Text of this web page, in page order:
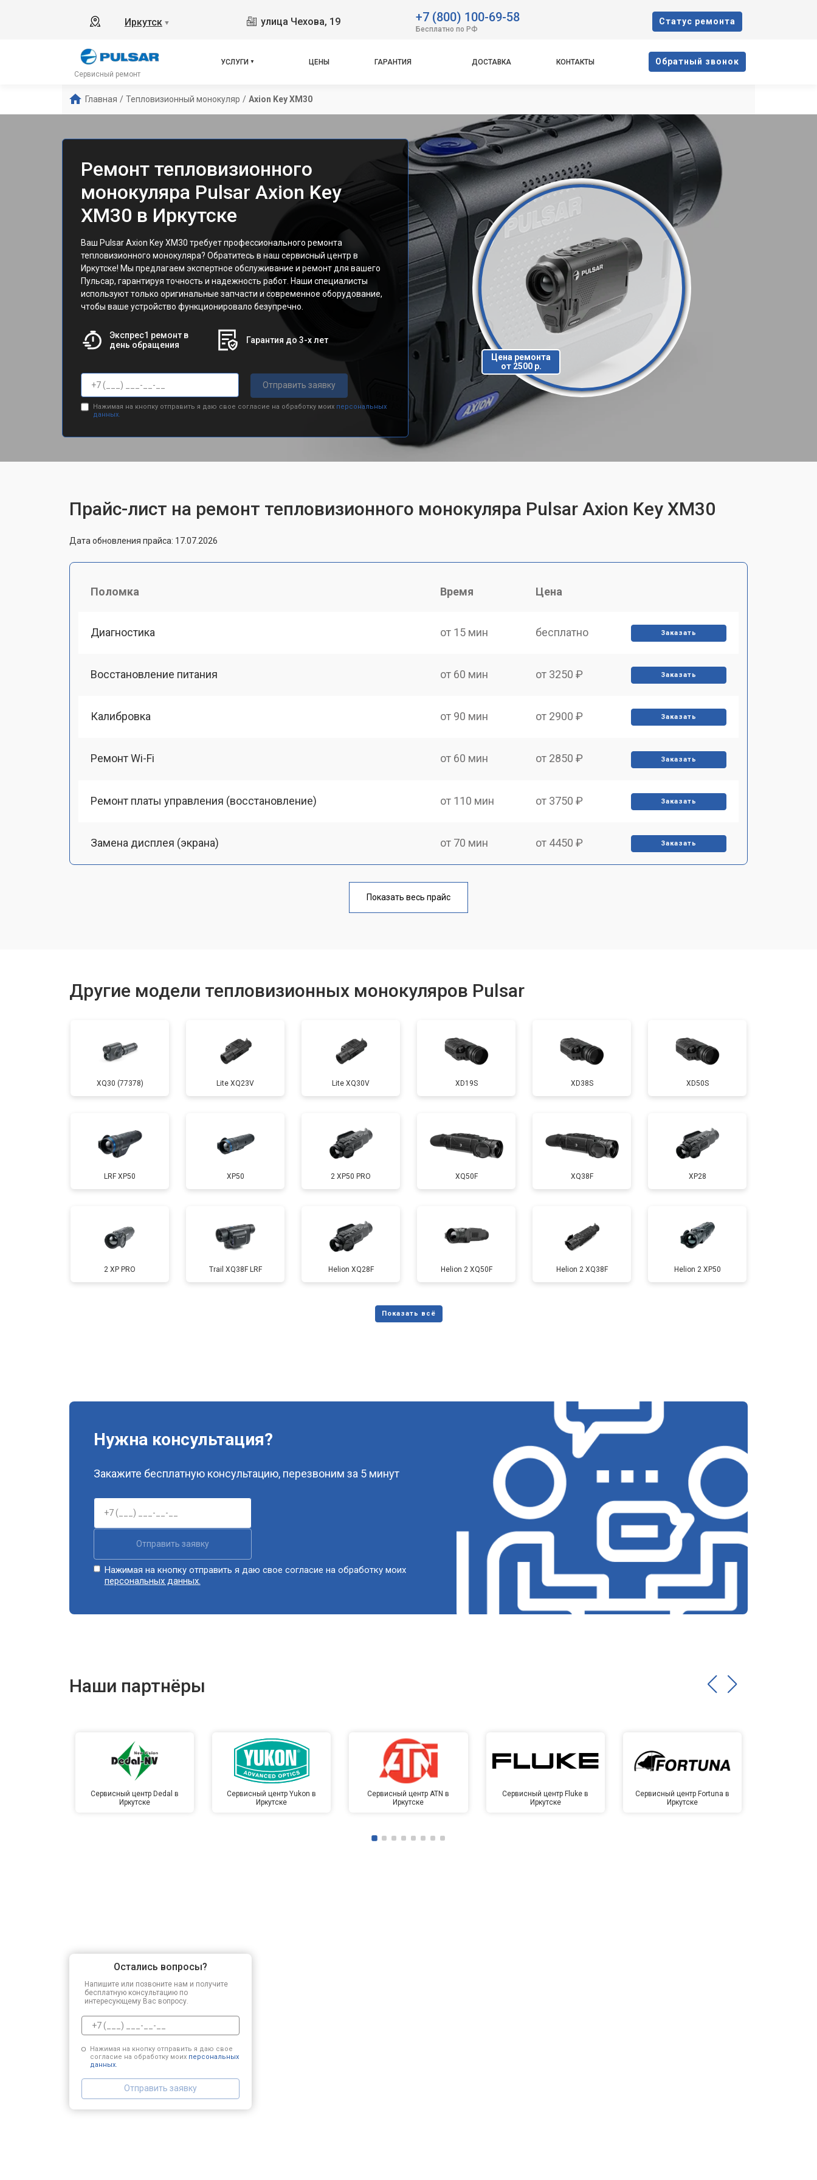
Иркутск ▼ улица Чехова, 19 +7 (800) 100-69-58
Бесплатно по РФ
Cтатус ремонта
Сервисный ремонт
УСЛУГИ ЦЕНЫ ГАРАНТИЯ ДОСТАВКА КОНТАКТЫ Oбратный звонок
Главная / Тепловизионный монокуляр / Axion Key XM30
Ремонт тепловизионного
монокуляра Pulsar Axion Key
XM30 в Иркутске
Ваш Pulsar Axion Key XM30 требует профессионального ремонта
тепловизионного монокуляра? Обратитесь в наш сервисный центр в
Иркутске! Мы предлагаем экспертное обслуживание и ремонт для вашего
Пульсар, гарантируя точность и надежность работ. Наши специалисты
используют только оригинальные запчасти и современное оборудование,
чтобы ваше устройство функционировало безупречно.
Экспрес1 ремонт в
день обращения
Гарантия до 3-х лет
Отправить заявку
Нажимая на кнопку отправить я даю свое согласие на обработку моих персональных
данных.
Цена ремонта
от 2500 р.
Прайс-лист на ремонт тепловизионного монокуляра Pulsar Axion Key XM30
Дата обновления прайса: 17.07.2026
Поломка Время Цена
Диагностика от 15 мин бесплатно Заказать
Восстановление питания от 60 мин от 3250 ₽ Заказать
Калибровка от 90 мин от 2900 ₽ Заказать
Ремонт Wi-Fi от 60 мин от 2850 ₽ Заказать
Ремонт платы управления (восстановление) от 110 мин от 3750 ₽ Заказать
Замена дисплея (экрана) от 70 мин от 4450 ₽ Заказать
от 80 мин
Показать весь прайс
Другие модели тепловизионных монокуляров Pulsar
XQ30 (77378) Lite XQ23V Lite XQ30V XD19S XD38S XD50S
LRF XP50 XP50 2 XP50 PRO XQ50F XQ38F XP28
2 XP PRO Trail XQ38F LRF Helion XQ28F Helion 2 XQ50F Helion 2 XQ38F Helion 2 XP50
Нужна консультация?
Закажите бесплатную консультацию, перезвоним за 5 минут
Отправить заявку
Нажимая на кнопку отправить я даю свое согласие на обработку моих
персональных данных.
Наши партнёры
Сервисный центр Dedal в
Иркутске
Сервисный центр Yukon в
Иркутске
Сервисный центр ATN в
Иркутске
Сервисный центр Fluke в
Иркутске
Сервисный центр Fortuna в
Иркутске
Остались вопросы?
Напишите или позвоните нам и получите
бесплатную консультацию по
интересующему Вас вопросу.
Нажимая на кнопку отправить я даю свое
согласие на обработку моих персональных
данных.
Отправить заявку